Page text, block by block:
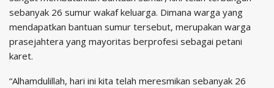
sebanyak 26 sumur wakaf keluarga. Dimana warga yang
mendapatkan bantuan sumur tersebut, merupakan warga
prasejahtera yang mayoritas berprofesi sebagai petani
karet.
“Alhamdulillah, hari ini kita telah meresmikan sebanyak 26